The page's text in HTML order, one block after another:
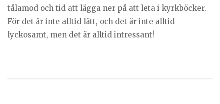
tålamod och tid att lägga ner på att leta i kyrkböcker.
För det är inte alltid lätt, och det är inte alltid
lyckosamt, men det är alltid intressant!